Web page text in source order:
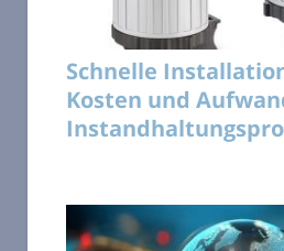
Schnelle
Kosten und